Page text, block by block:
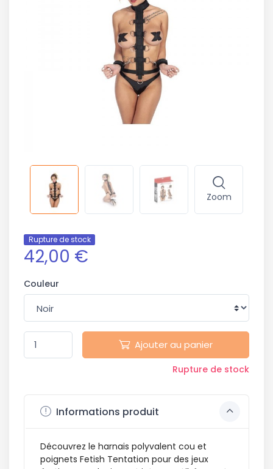
Zoom
Rupture de stock
42,00 €
Couleur
Ajouter au panier
Rupture de stock
Informations produit
Découvrez le harnais polyvalent cou et
poignets Fetish Tentation pour des jeux